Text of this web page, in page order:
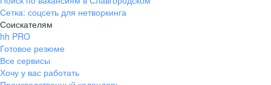
Сетка: соцсеть для нетворкинга
Соискателям
hh PRO
Готовое резюме
Все сервисы
Хочу у вас работать